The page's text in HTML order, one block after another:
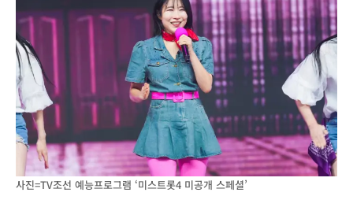
사진=TV조선 예능프로그램 ‘미스트롯4 미공개 스페셜’